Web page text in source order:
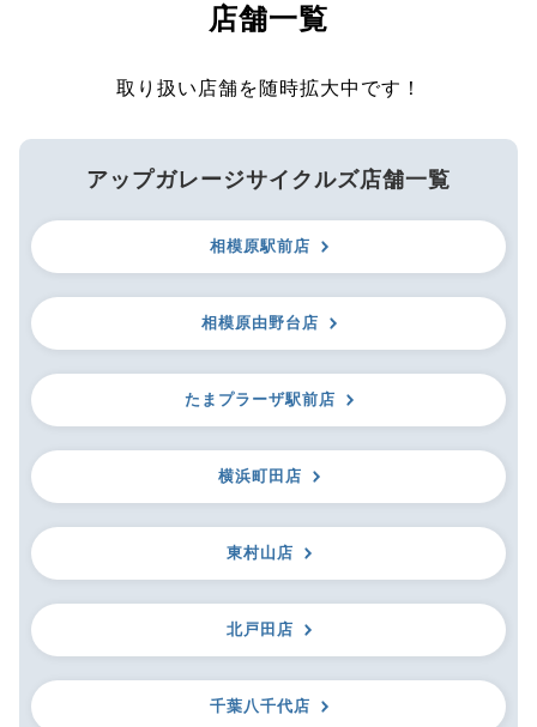
店舗一覧
取り扱い店舗を随時拡大中です！
アップガレージサイクルズ店舗一覧
相模原駅前店
相模原由野台店
たまプラーザ駅前店
横浜町田店
東村山店
北戸田店
千葉八千代店